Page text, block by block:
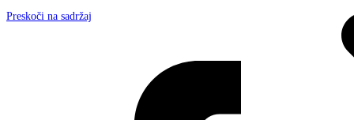
Preskoči na sadržaj